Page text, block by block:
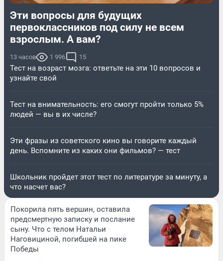
Эти вопросы для будущих
первоклассников под силу не всем
взрослым. А вам?
13 часов 1 996 15
Тест на возраст мозга: ответьте на эти 10 вопросов и
узнайте свой
Тест на внимательность: его смогут пройти только 5%
людей — вы в их числе?
Эти фразы из советского кино вы говорите каждый
день. Вспомните из каких они фильмов? — тест
Школьник пройдет этот тест по литературе за минуту, а
что насчет вас?
Покорила пять вершин, оставила
предсмертную записку и послание
сыну. Что с телом Натальи
Наговициной, погибшей на пике
Победы